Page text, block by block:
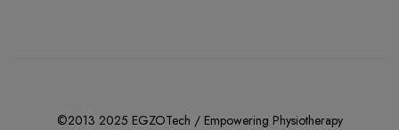
©2013 2025 EGZOTech / Empowering Physiotherapy